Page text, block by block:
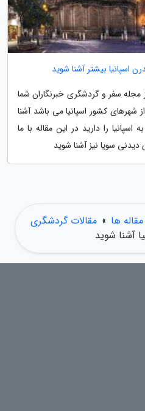
اسپانیا بیشتر آشنا شوید
مجله سفر و گردشگری خبرنگاران شما
شهرهای کشور اسپانیا می باشد آشنا
را دارید در این مقاله با ما
سویا نیز آشنا شوید
ها » مقالات گردشگری
آشنا شوید